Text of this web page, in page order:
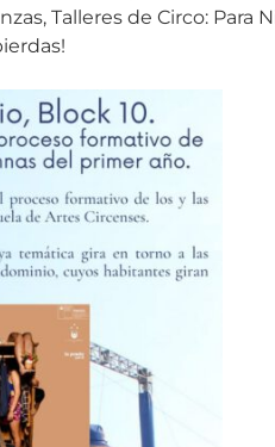
Talleres de Circo: Para